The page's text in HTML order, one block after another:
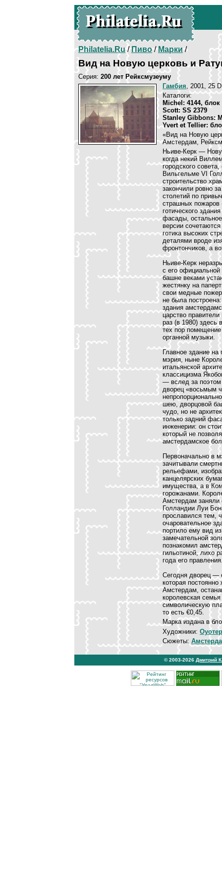
Philatelia.Ru/Пиво/Марки/
Вид на Новую церковь и
Серия: 200 лет Рейксмузеуму
Гамбия, 2001, 25
Каталоги:
Michel: 4144, блок
Scott: SS 2379
Stanley Gibbons:
Yvert et Tellier:
«Вид на Новую
Амстердам,
Ньиве-Керк —
когда некий
городского
Вильгельме VI
строительство
закончили ровно
столетий по
страшных пожаров
готического
фасады,
версии
готика высоких
деталями вроде
фронтончиков, а
Ньиве-Керк
с его
башне веками
жестянку на
свои медные
не была
здания
царство
раз (в 1980) здесь
тех пор помещение
органной музыки.
Главное здание
мэрия, ныне
итальянской
классицизма
— вслед за
дворец «восьмым
шею, дворцовой
чудо, но не
только задний
инженерии: он
который не
амстердамское
Первоначально в
зачитывали
рельефами,
канцелярских
имущества, а в
горожанами.
Амстердам заняли
Голландии Луи
прославился тем,
очаровательное
портило ему вид
замечательной
познакомил
гильотиной, лихо
года его
Сегодня дворец —
которая
Амстердам,
королевская
символическую
то есть €0,45.
Марка издана в
Художники:
Сюжеты:
© 2003-2026 Дмитрий